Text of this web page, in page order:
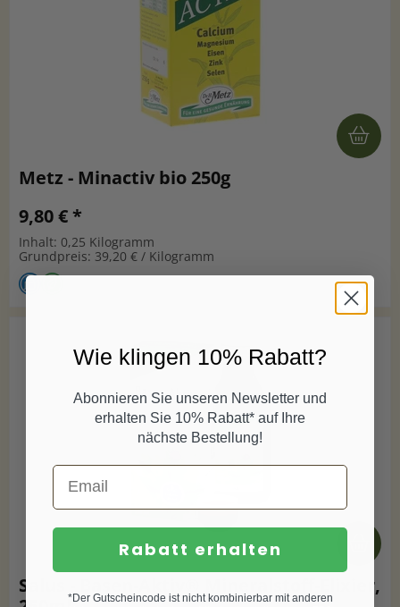
Metz - Minactiv bio 250g
9,80 € *
Inhalt: 0,25 Kilogramm
Grundpreis: 39,20 € / Kilogramm
Salus - Basen-Aktiv® Mineralstoff-Elixier,
Wie klingen 10% Rabatt?
Abonnieren Sie unseren Newsletter und
erhalten Sie 10% Rabatt* auf Ihre
nächste Bestellung!
Rabatt erhalten
*Der Gutscheincode ist nicht kombinierbar mit anderen